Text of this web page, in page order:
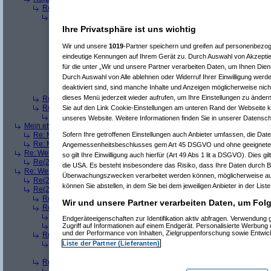
Re(3): Welches ETWAS hab ihr bekommen..
Re(5): Welches ETWAS hab ihr bekommen..
Re(6): Welches ETWAS hab ihr bekommen..
Re(5): Welches ETWAS hab ihr bekommen..(q.e.d.am
Re(6): Welches ETWAS hab ihr bekommen..(Games2Game
Re(7): Welches ETWAS hab ihr bekommen..
q.e.d.
am
Re(8): Welches ETWAS hab ihr bekommen..(
Re(9): Welches ETWAS hab ihr bekommen..(q.e.d.
Re(5): Welches ETWAS hab ihr bekommen..( monster23am
Re(3): Welches ETWAS hab ihr bekommen.. (Diallam 23.12.2008,
Re(3): Welches ETWAS hab ihr bekommen..(Madleram 23.12.2008,
Re(4): Welches ETWAS hab ihr bekommen..(Games2Gameam
Mein etwas
Re: Mein etwas (dizoam 23.12.2008, 09:24:29)
Re: Mein etwas(q.e.d.am 23.12.2008, 09:40:58)
Re: Welches ETWAS hab ihr bekommen..( Dimmuam 23.12.2008,
Re(2): Welches ETWAS hab ihr bekommen..(Games2Gameam
Re: Welches ETWAS hab ihr bekommen..
markuz90 am 23.12.2008,
Re(2): Welches ETWAS hab ihr bekommen.. (Mr Lam 23.12.2008,
Re(2): Welches ETWAS hab ihr bekommen..(BlackShadowam
Re(3): Welches ETWAS hab ihr bekommen..
(User6465
am
Re(3): Welches ETWAS hab ihr bekommen..(Flo061180am
Re(4): Welches ETWAS hab ihr bekommen..(Mr Lam
Re(4): Welches ETWAS hab ihr bekommen..(playazam
Re(3): Welches ETWAS hab ihr bekommen..(Srv-02am 23.12.2008,
Re(4): Welches ETWAS hab ihr bekommen..
Re(3): Welches ETWAS hab ihr bekommen..
Ihre Privatsphäre ist uns wichtig
Wir und unsere 1019-Partner speichern und greifen auf
eindeutige Kennungen auf Ihrem Gerät zu. Durch Auswahl von
für die unter „Wir und unsere Partner verarbeiten Daten, um Ihnen
Durch Auswahl von Alle ablehnen oder Widerruf Ihrer Einwilligung
deaktiviert sind, sind manche Inhalte und Anzeigen möglicherweise
dieses Menü jederzeit wieder aufrufen, um Ihre Einstellungen zu
Sie auf den Link Cookie-Einstellungen am unteren Rand der Webseite
unseres Website. Weitere Informationen finden Sie in unserer
Sofern Ihre getroffenen Einstellungen auch Anbieter umfassen, die
Angemessenheitsbeschlusses gem Art 45 DSGVO und ohne
so gilt Ihre Einwilligung auch hierfür (Art 49 Abs 1 lit a DSGVO). Dies
die USA. Es besteht insbesondere das Risiko, dass Ihre Daten durch
Überwachungszwecken verarbeitet werden können, möglicherweise
können Sie abstellen, in dem Sie bei dem jeweiligen Anbieter in der
Wir und unsere Partner verarbeiten Daten, um
Endgeräteeigenschaften zur Identifikation aktiv abfragen.
Zugriff auf Informationen auf einem Endgerät. Personalisierte
und der Performance von Inhalten, Zielgruppenforschung sowie
Liste der Partner (Lieferanten)